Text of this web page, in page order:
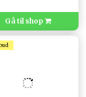
Gå til shop